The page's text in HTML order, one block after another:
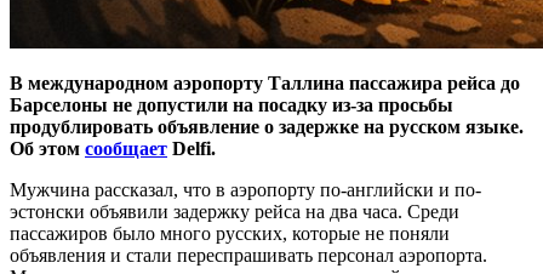
В международном аэропорту Таллина пассажира рейса до
Барселоны не допустили на посадку из-за просьбы
продублировать объявление о задержке на русском языке.
Об этом сообщает Delfi.
Мужчина рассказал, что в аэропорту по-английски и по-
эстонски объявили задержку рейса на два часа. Среди
пассажиров было много русских, которые не поняли
объявления и стали переспрашивать персонал аэропорта.